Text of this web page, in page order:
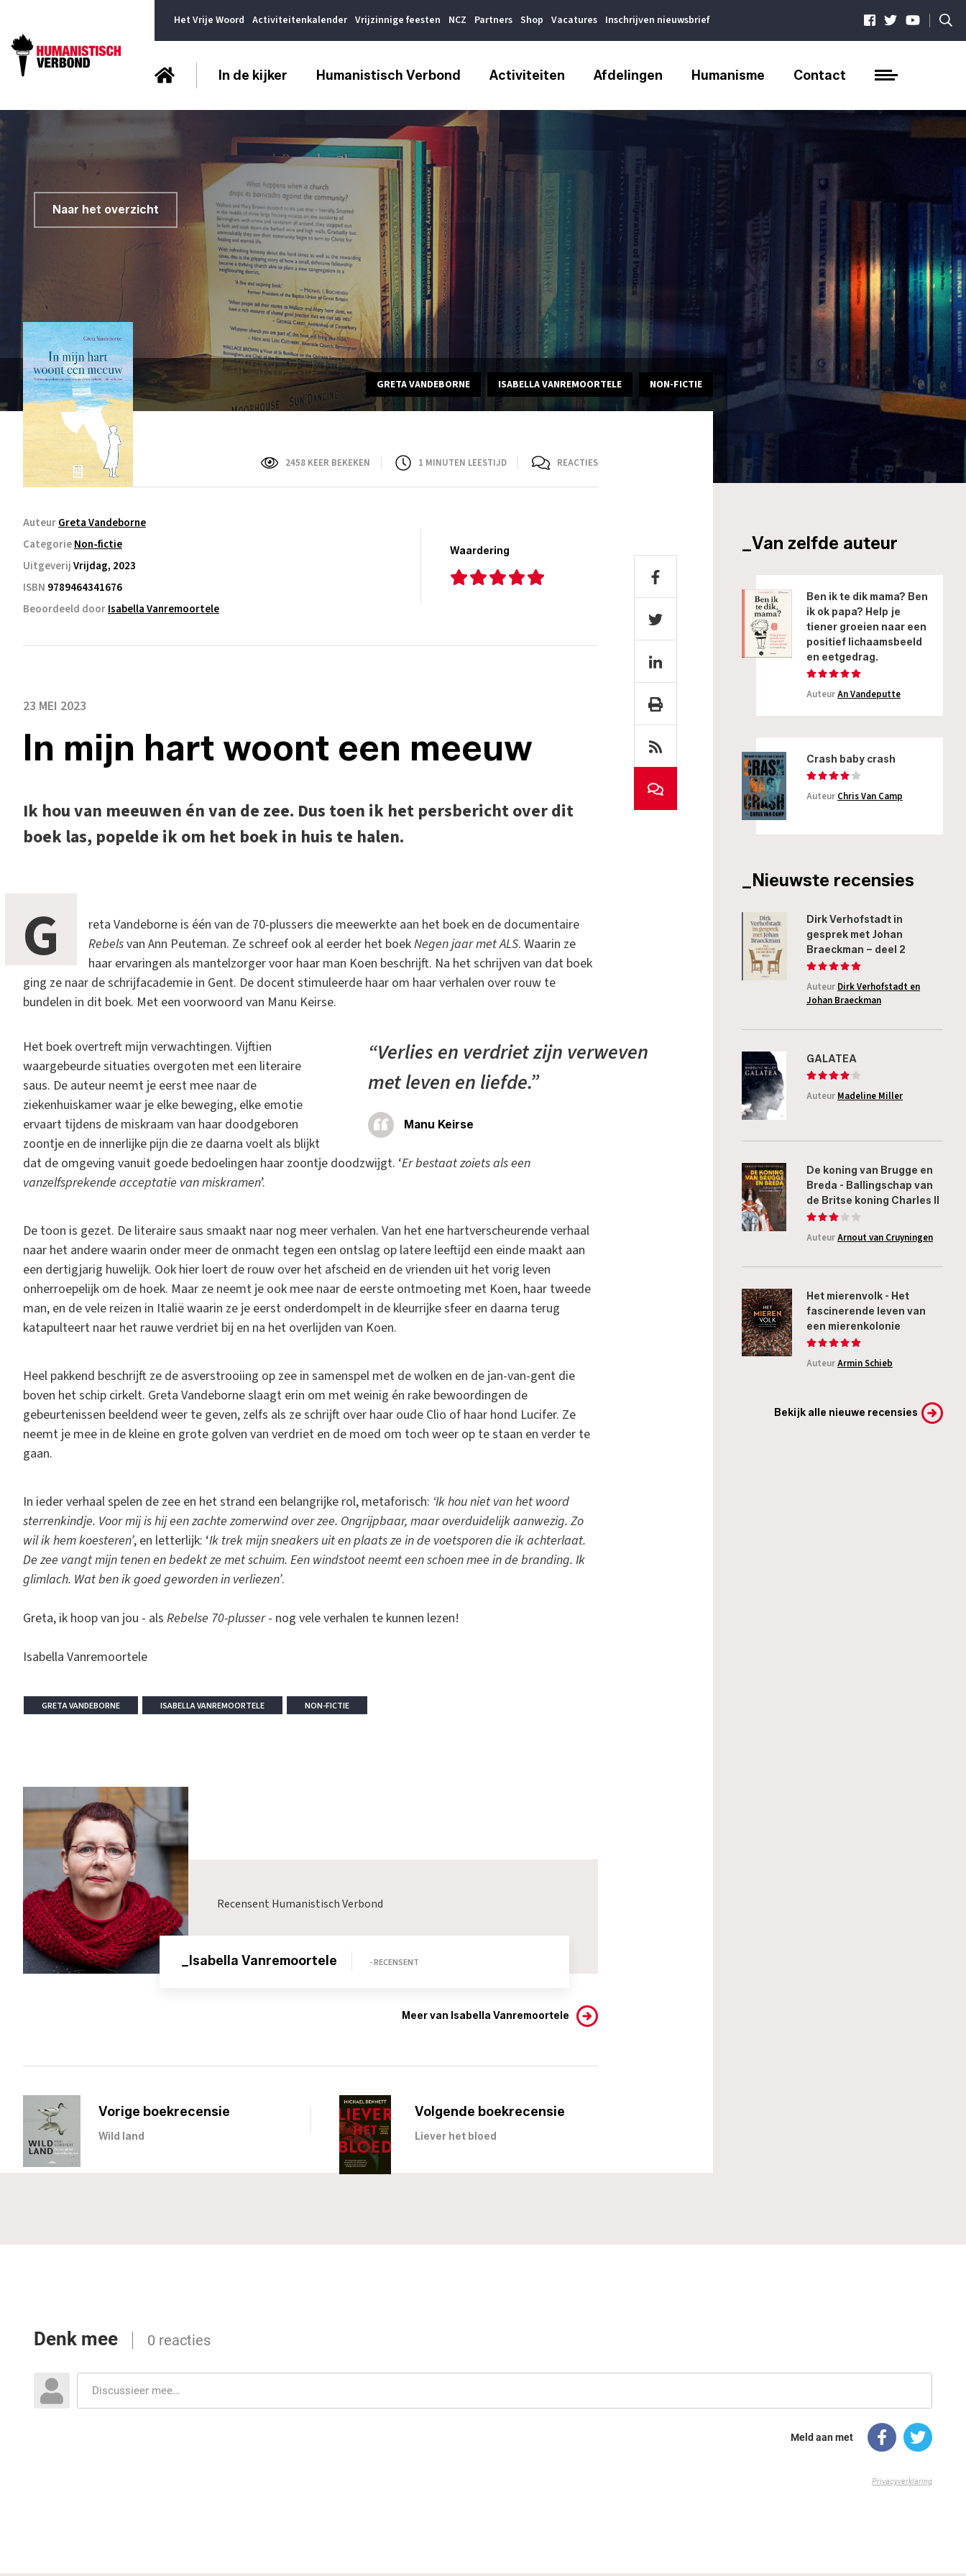
Het Vrije Woord Activiteitenkalender Vrijzinnige feesten NCZ Partners Shop Vacatures Inschrijven nieuwsbrief |
In de kijker Humanistisch Verbond Activiteiten Afdelingen Humanisme Contact
Naar het overzicht
GRETA VANDEBORNE ISABELLA VANREMOORTELE NON-FICTIE
2458 KEER BEKEKEN 1 MINUTEN LEESTIJD REACTIES
AuteurGreta Vandeborne
CategorieNon-fictie
UitgeverijVrijdag, 2023
ISBN 9789464341676
Beoordeeld doorIsabella Vanremoortele
Waardering
23 MEI 2023
In mijn hart woont een meeuw
Ik hou van meeuwen én van de zee. Dus toen ik het persbericht over dit
boek las, popelde ik om het boek in huis te halen.
G
reta Vandeborne is één van de 70-plussers die meewerkte aan het boek en de documentaire
Rebelsvan Ann Peuteman. Ze schreef ook al eerder het boekNegen jaar met ALS. Waarin ze
haar ervaringen als mantelzorger voor haar man Koen beschrijft. Na het schrijven van dat boek
ging ze naar de schrijfacademie in Gent. De docent stimuleerde haar om haar verhalen over rouw te
bundelen in dit boek. Met een voorwoord van Manu Keirse.
“Verlies en verdriet zijn verweven
met leven en liefde.”
Manu Keirse
Het boek overtreft mijn verwachtingen. Vijftien
waargebeurde situaties overgoten met een literaire
saus. De auteur neemt je eerst mee naar de
ziekenhuiskamer waar je elke beweging, elke emotie
ervaart tijdens de miskraam van haar doodgeboren
zoontje en de innerlijke pijn die ze daarna voelt als blijkt
dat de omgeving vanuit goede bedoelingen haar zoontje doodzwijgt. ‘Er bestaat zoiets als een
vanzelfsprekende acceptatie van miskramen’.
De toon is gezet. De literaire saus smaakt naar nog meer verhalen. Van het ene hartverscheurende verhaal
naar het andere waarin onder meer de onmacht tegen een ontslag op latere leeftijd een einde maakt aan
een dertigjarig huwelijk. Ook hier loert de rouw over het afscheid en de vrienden uit het vorig leven
onherroepelijk om de hoek. Maar ze neemt je ook mee naar de eerste ontmoeting met Koen, haar tweede
man, en de vele reizen in Italië waarin ze je eerst onderdompelt in de kleurrijke sfeer en daarna terug
katapulteert naar het rauwe verdriet bij en na het overlijden van Koen.
Heel pakkend beschrijft ze de asverstrooiing op zee in samenspel met de wolken en de jan-van-gent die
boven het schip cirkelt. Greta Vandeborne slaagt erin om met weinig én rake bewoordingen de
gebeurtenissen beeldend weer te geven, zelfs als ze schrijft over haar oude Clio of haar hond Lucifer. Ze
neemt je mee in de kleine en grote golven van verdriet en de moed om toch weer op te staan en verder te
gaan.
In ieder verhaal spelen de zee en het strand een belangrijke rol, metaforisch: ‘Ik hou niet van het woord
sterrenkindje. Voor mij is hij een zachte zomerwind over zee. Ongrijpbaar, maar overduidelijk aanwezig. Zo
wil ik hem koesteren’, en letterlijk: ‘Ik trek mijn sneakers uit en plaats ze in de voetsporen die ik achterlaat.
De zee vangt mijn tenen en bedekt ze met schuim. Een windstoot neemt een schoen mee in de branding. Ik
glimlach. Wat ben ik goed geworden in verliezen’.
Greta, ik hoop van jou - als Rebelse 70-plusser- nog vele verhalen te kunnen lezen!
Isabella Vanremoortele
GRETA VANDEBORNE ISABELLA VANREMOORTELE NON-FICTIE
Recensent Humanistisch Verbond
_Isabella Vanremoortele - RECENSENT
Meer van Isabella Vanremoortele
Vorige boekrecensie
Wild land
Volgende boekrecensie
Liever het bloed
_Van zelfde auteur
Ben ik te dik mama? Ben
ik ok papa? Help je
tiener groeien naar een
positief lichaamsbeeld
en eetgedrag.
AuteurAn Vandeputte
Crash baby crash
Auteur Chris Van Camp
_Nieuwste recensies
Dirk Verhofstadt in
gesprek met Johan
Braeckman – deel 2
Auteur Dirk Verhofstadt en
Johan Braeckman
GALATEA
Auteur Madeline Miller
De koning van Brugge en
Breda - Ballingschap van
de Britse koning Charles II
AuteurArnout van Cruyningen
Het mierenvolk - Het
fascinerende leven van
een mierenkolonie
AuteurArmin Schieb
Bekijk alle nieuwe recensies